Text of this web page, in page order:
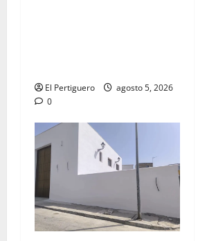
El Pertiguero
agosto 5, 2026
0